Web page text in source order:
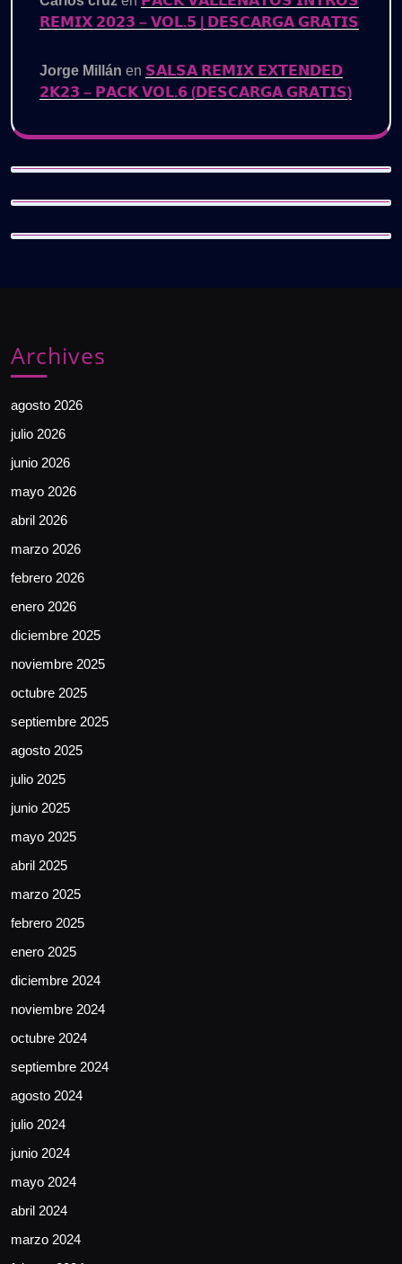
𝗥𝗘𝗠𝗜𝗫 𝟮𝟬𝟮𝟯 – 𝗩𝗢𝗟.𝟱 | 𝗗𝗘𝗦𝗖𝗔𝗥𝗚𝗔 𝗚𝗥𝗔𝗧𝗜𝗦
Jorge Millán en 𝗦𝗔𝗟𝗦𝗔 𝗥𝗘𝗠𝗜𝗫 𝗘𝗫𝗧𝗘𝗡𝗗𝗘𝗗
𝟮𝗞𝟮𝟯 – 𝗣𝗔𝗖𝗞 𝗩𝗢𝗟.𝟲 (𝗗𝗘𝗦𝗖𝗔𝗥𝗚𝗔 𝗚𝗥𝗔𝗧𝗜𝗦)
Archives
agosto 2026
julio 2026
junio 2026
mayo 2026
abril 2026
marzo 2026
febrero 2026
enero 2026
diciembre 2025
noviembre 2025
octubre 2025
septiembre 2025
agosto 2025
julio 2025
junio 2025
mayo 2025
abril 2025
marzo 2025
febrero 2025
enero 2025
diciembre 2024
noviembre 2024
octubre 2024
septiembre 2024
agosto 2024
julio 2024
junio 2024
mayo 2024
abril 2024
marzo 2024